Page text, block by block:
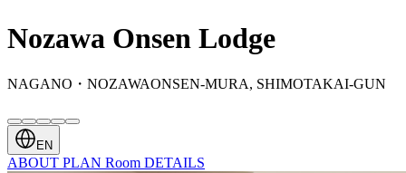
Nozawa Onsen Lodge
NAGANO・NOZAWAONSEN-MURA, SHIMOTAKAI-GUN
EN
ABOUT PLAN Room DETAILS